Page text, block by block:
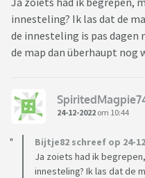
innesteling? Ik las dat de
de innesteling is pas dagen
de map dan überhaupt nog
24-12-2022 om 10:44
Bijtje82 schreef op 24-
Ja zoiets had ik
innesteling? Ik las dat de